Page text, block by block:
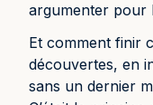
argumenter pour
Et comment finir
découvertes, en
sans un dernier